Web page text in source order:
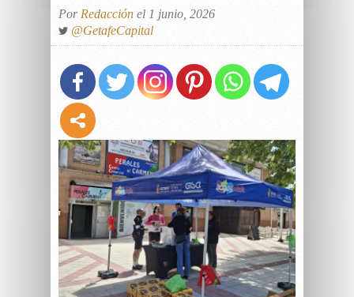
Por Redacción el 1 junio, 2026
@GetafeCapital